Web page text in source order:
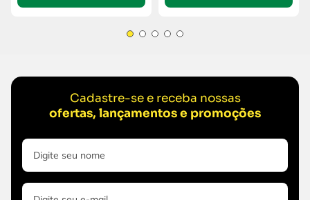
Cadastre-se e receba nossas
ofertas, lançamentos e promoções